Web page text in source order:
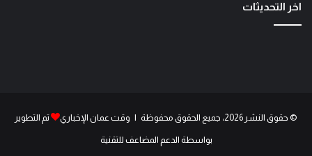
اخر التحديثات
© حقوق النشر 2026، جميع الحقوق محفوظة | وقت عمان الإخباري تم التطوير
بواسطة الدعم المضاعف للتقنية